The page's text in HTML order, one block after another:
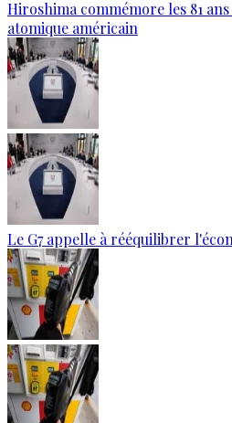
Hiroshima commémore les 81
atomique américain
Le G7 appelle à rééquilibrer